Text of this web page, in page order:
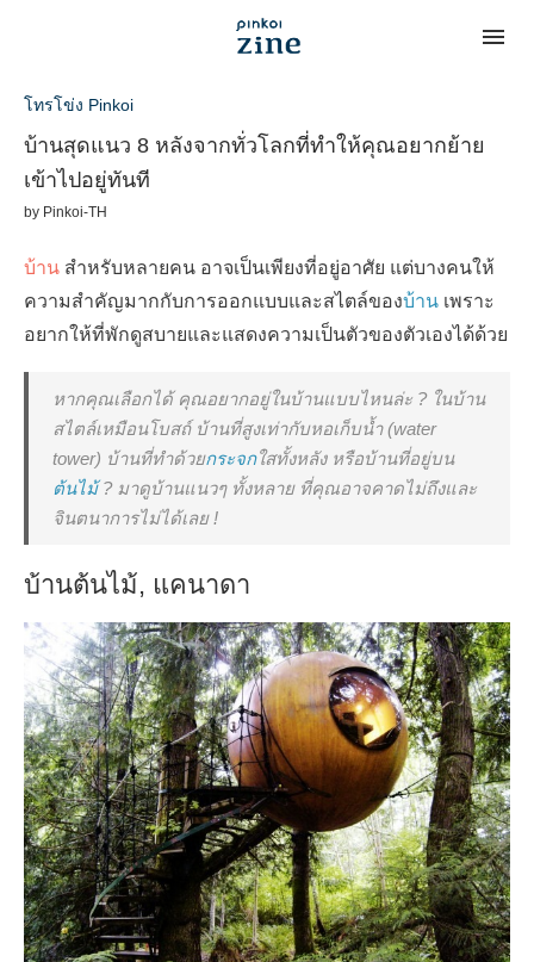
โทรโข่ง Pinkoi
บ้านสุดแนว 8 หลังจากทั่วโลกที่ทำให้คุณอยากย้าย
เข้าไปอยู่ทันที
by Pinkoi-TH
บ้าน สำหรับหลายคน อาจเป็นเพียงที่อยู่อาศัย แต่บางคนให้
ความสำคัญมากกับการออกแบบและสไตล์ของบ้าน เพราะ
อยากให้ที่พักดูสบายและแสดงความเป็นตัวของตัวเองได้ด้วย
หากคุณเลือกได้ คุณอยากอยู่ในบ้านแบบไหนล่ะ ? ในบ้าน
สไตล์เหมือนโบสถ์ บ้านที่สูงเท่ากับหอเก็บน้ำ (water
tower) บ้านที่ทำด้วยกระจกใสทั้งหลัง หรือบ้านที่อยู่บน
ต้นไม้? มาดูบ้านแนวๆ ทั้งหลาย ที่คุณอาจคาดไม่ถึงและ
จินตนาการไม่ได้เลย !
บ้านต้นไม้, แคนาดา